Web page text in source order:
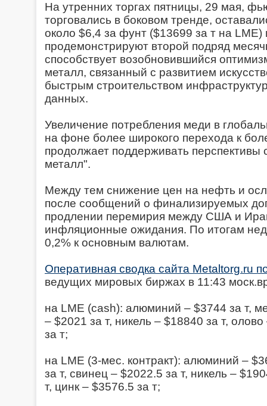
На утренних торгах пятницы, 29 мая,
торговались в боковом тренде,
около $6,4 за фунт ($13699 за т на LME)
продемонстрируют второй подряд
способствует возобновившийся
металл, связанный с развитием
быстрым строительством
данных.
Увеличение потребления меди в
на фоне более широкого перехода к
продолжает поддерживать перспективы
металл".
Между тем снижение цен на нефть и
после сообщений о финализируемых
продлении перемирия между США и
инфляционные ожидания. По итогам
0,2% к основным валютам.
Оперативная сводка сайта Metaltorg.ru
ведущих мировых биржах в 11:43
на LME (cash): алюминий – $3744 за т,
– $2021 за т, никель – $18840 за т,
за т;
на LME (3-мес. контракт): алюминий –
за т, свинец – $2022.5 за т, никель –
т, цинк – $3576.5 за т;